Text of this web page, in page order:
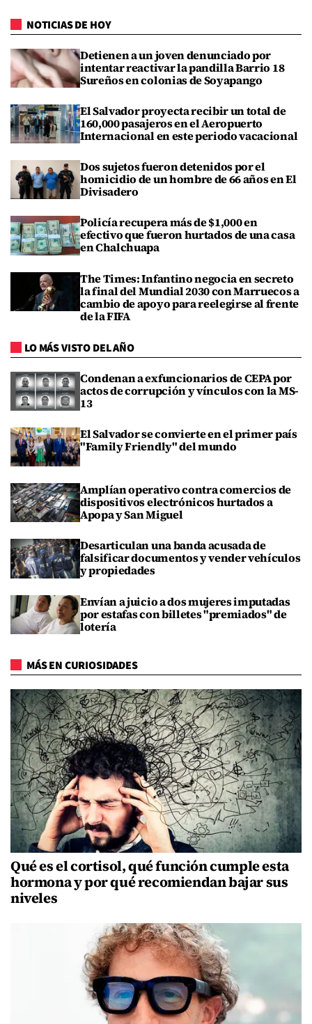
NOTICIAS DE HOY
Detienen a un joven denunciado por
intentar reactivar la pandilla Barrio 18
Sureños en colonias de Soyapango
El Salvador proyecta recibir un total de
160,000 pasajeros en el Aeropuerto
Internacional en este periodo vacacional
Dos sujetos fueron detenidos por el
homicidio de un hombre de 66 años en El
Divisadero
Policía recupera más de $1,000 en
efectivo que fueron hurtados de una casa
en Chalchuapa
The Times: Infantino negocia en secreto
la final del Mundial 2030 con Marruecos a
cambio de apoyo para reelegirse al frente
de la FIFA
LO MÁS VISTO DEL AÑO
Condenan a exfuncionarios de CEPA por
actos de corrupción y vínculos con la MS-
13
El Salvador se convierte en el primer país
"Family Friendly" del mundo
Amplían operativo contra comercios de
dispositivos electrónicos hurtados a
Apopa y San Miguel
Desarticulan una banda acusada de
falsificar documentos y vender vehículos
y propiedades
Envían a juicio a dos mujeres imputadas
por estafas con billetes "premiados" de
lotería
MÁS EN CURIOSIDADES
Qué es el cortisol, qué función cumple esta
hormona y por qué recomiendan bajar sus
niveles